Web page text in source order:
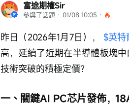
富途期權Sir
參與了話題 · 01/08 10:05 ·
昨日（2026年1月7日）， $英特
高，延續了近期在半導體板塊
技術突破的積極定價？
一、關鍵AI PC芯片發佈，